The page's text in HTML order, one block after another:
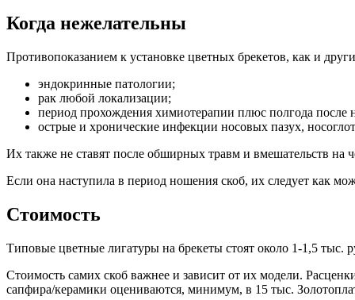
Когда нежелательны
Противопоказанием к установке цветных брекетов, как и
эндокринные патологии;
рак любой локализации;
период прохождения химиотерапии плюс полгода после
острые и хронические инфекции носовых пазух,
Их также не ставят после обширных травм и вмешательств на
Если она наступила в период ношения скоб, их следует как
Стоимость
Типовые цветные лигатуры на брекеты стоят около 1-1,5 тыс.
Стоимость самих скоб важнее и зависит от их модели.
сапфира/керамики оцениваются, минимум, в 15 тыс.